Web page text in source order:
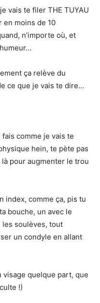
vais te filer THE TUYAU
en moins de 10
n’importe où, et
ça relève du
ce que je vais te dire…
comme je vais te
hein, te pète pas
pour augmenter le trou
index, comme ça, pis tu
bouche, un avec le
les soulèves, tout
un condyle en allant
visage quelque part, que
!)